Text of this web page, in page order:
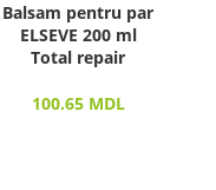
Balsam pentru par
ELSEVE 200 ml
Total repair
100.65 MDL